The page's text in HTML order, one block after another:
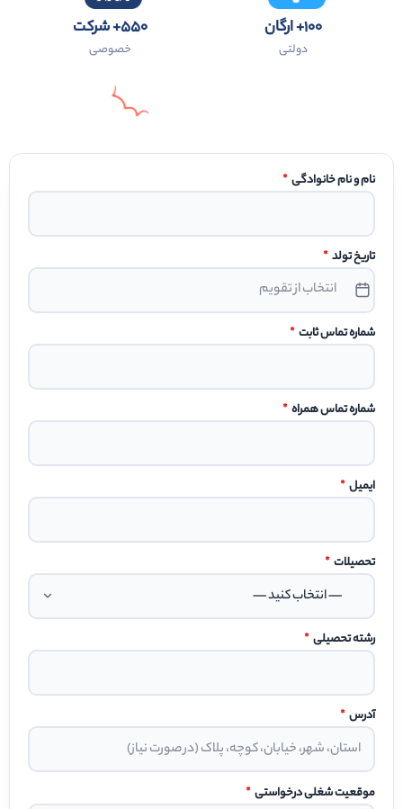
۱۰۰+ ارگان
دولتی
۵۵۰+ شرکت
خصوصی
نام و نام خانوادگی *
تاریخ تولد *
شماره تماس ثابت *
شماره تماس همراه *
ایمیل *
تحصیلات *
رشته تحصیلی *
آدرس *
موقعیت شغلی درخواستی *